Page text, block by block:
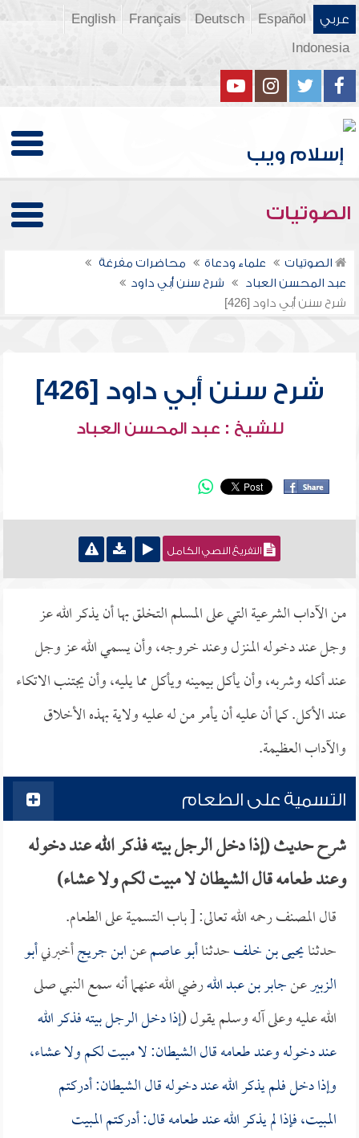
عربي Español
Deutsch
Français
English
Indonesia
الصوتيات
الصوتيات علماء ودعاة
محاضرات مفرغة
عبد المحسن العباد
شرح سنن أبي داود
شرح سنن أبي داود [426]
شرح سنن أبي داود [426]
للشيخ : عبد المحسن العباد
التفريغ النصي الكامل
من الآداب الشرعية التي على المسلم التخلق بها أن يذكر الله عز
وجل عند دخوله المنزل وعند خروجه، وأن يسمي الله عز وجل
عند أكله وشربه، وأن يأكل بيمينه ويأكل مما يليه، وأن يجتنب الاتكاء
عند الأكل. كما أن عليه أن يأمر من له عليه ولاية بهذه الأخلاق
والآداب العظيمة.
التسمية على الطعام
شرح حديث (إذا دخل الرجل بيته فذكر الله عند دخوله
وعند طعامه قال الشيطان لا مبيت لكم ولا عشاء)
قال المصنف رحمه الله تعالى: [ باب التسمية على الطعام.
حدثنايحيى بن خلفحدثناأبو عاصمعنابن جريجأخبرنيأبو
الزبيرعنجابر بن عبد اللهرضي الله عنهما أنه سمع النبي صلى
الله عليه وعلى آله وسلم يقول (إذا دخل الرجل بيته فذكر الله
عند دخوله وعند طعامه قال الشيطان: لا مبيت لكم ولا عشاء،
وإذا دخل فلم يذكر الله عند دخوله قال الشيطان: أدركتم
المبيت، فإذا لم يذكر الله عند طعامه قال: أدركتم المبيت